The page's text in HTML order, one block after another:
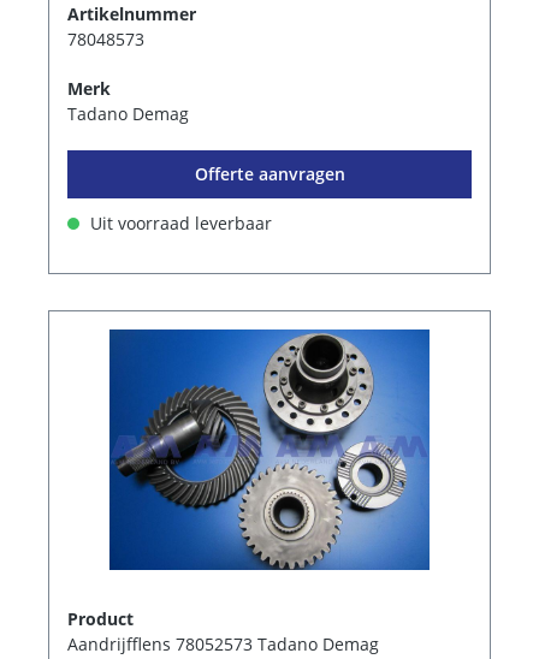
Artikelnummer
78048573
Merk
Tadano Demag
Offerte aanvragen
Uit voorraad leverbaar
Product
Aandrijfflens 78052573 Tadano Demag